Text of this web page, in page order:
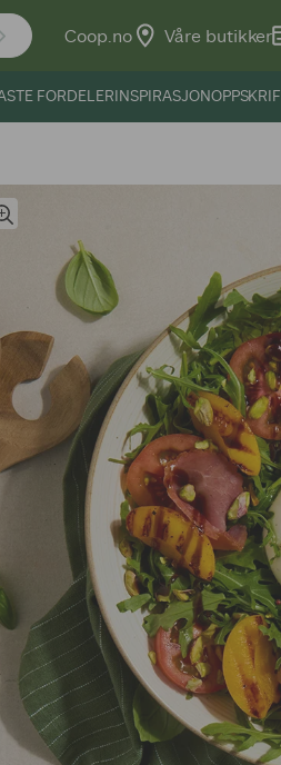
Coop.no Våre butikker
FORDELERINSPIRASJON